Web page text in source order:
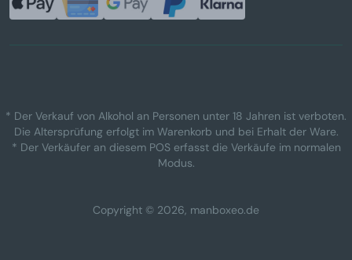
* Der Verkauf von Alkohol an Personen unter 18 Jahren ist verboten.
Die Altersprüfung erfolgt im Warenkorb und bei Erhalt der Ware.
* Der Verkäufer an diesem POS erfasst die Verkäufe im normalen
Modus.
Copyright © 2026, manboxeo.de